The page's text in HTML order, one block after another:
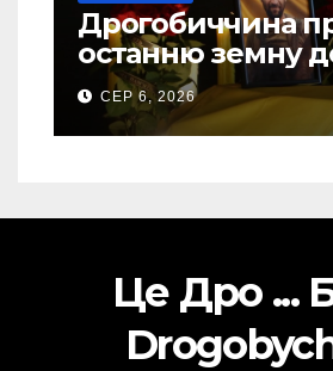
Дрогобиччина
останню земну
свого Захисника
Торського
СЕР 6, 2026
Це Дро ...